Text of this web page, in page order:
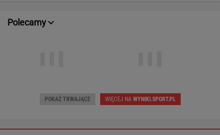
Polecamy
POKAŻ TRWAJĄCE WIĘCEJ NAWYNIKI.SPORT.PL